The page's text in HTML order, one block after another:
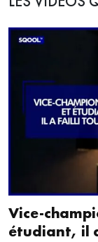
Vice-
étudiant, il